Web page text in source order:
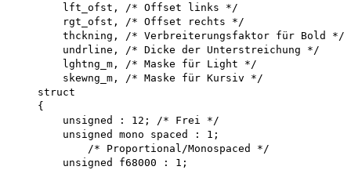
        lft_ofst, /* Offset links */
        rgt_ofst, /* Offset rechts */
        thckning, /* Verbreiterungsfaktor für Bold */
        undrline, /* Dicke der Unterstreichung */
        lghtng_m, /* Maske für Light */
        skewng_m, /* Maske für Kursiv */
    struct
    {
        unsigned : 12; /* Frei */
        unsigned mono spaced : 1;
            /* Proportional/Monospaced */
        unsigned f68000 : 1;